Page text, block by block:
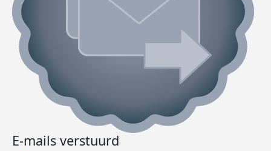
E-mails verstuurd